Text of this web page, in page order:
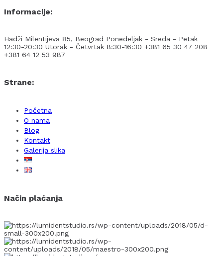
Informacije:
Hadži Milentijeva 85, Beograd Ponedeljak - Sreda - Petak
12:30-20:30 Utorak - Četvrtak 8:30-16:30 +381 65 30 47 208
+381 64 12 53 987
Strane:
Početna
O nama
Blog
Kontakt
Galerija slika
Način plaćanja